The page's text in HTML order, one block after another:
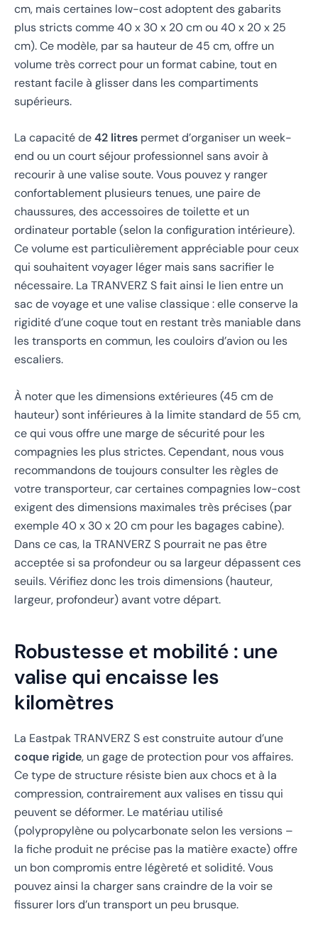
cm, mais certaines low-cost adoptent des gabarits
plus stricts comme 40 x 30 x 20 cm ou 40 x 20 x 25
cm). Ce modèle, par sa hauteur de 45 cm, offre un
volume très correct pour un format cabine, tout en
restant facile à glisser dans les compartiments
supérieurs.
La capacité de42 litres permet d’organiser un week-
end ou un court séjour professionnel sans avoir à
recourir à une valise soute. Vous pouvez y ranger
confortablement plusieurs tenues, une paire de
chaussures, des accessoires de toilette et un
ordinateur portable (selon la configuration intérieure).
Ce volume est particulièrement appréciable pour ceux
qui souhaitent voyager léger mais sans sacrifier le
nécessaire. La TRANVERZ S fait ainsi le lien entre un
sac de voyage et une valise classique : elle conserve la
rigidité d’une coque tout en restant très maniable dans
les transports en commun, les couloirs d’avion ou les
escaliers.
À noter que les dimensions extérieures (45 cm de
hauteur) sont inférieures à la limite standard de 55 cm,
ce qui vous offre une marge de sécurité pour les
compagnies les plus strictes. Cependant, nous vous
recommandons de toujours consulter les règles de
votre transporteur, car certaines compagnies low-cost
exigent des dimensions maximales très précises (par
exemple 40 x 30 x 20 cm pour les bagages cabine).
Dans ce cas, la TRANVERZ S pourrait ne pas être
acceptée si sa profondeur ou sa largeur dépassent ces
seuils. Vérifiez donc les trois dimensions (hauteur,
largeur, profondeur) avant votre départ.
Robustesse et mobilité : une
valise qui encaisse les
kilomètres
La Eastpak TRANVERZ S est construite autour d’une
coque rigide, un gage de protection pour vos affaires.
Ce type de structure résiste bien aux chocs et à la
compression, contrairement aux valises en tissu qui
peuvent se déformer. Le matériau utilisé
(polypropylène ou polycarbonate selon les versions –
la fiche produit ne précise pas la matière exacte) offre
un bon compromis entre légèreté et solidité. Vous
pouvez ainsi la charger sans craindre de la voir se
fissurer lors d’un transport un peu brusque.